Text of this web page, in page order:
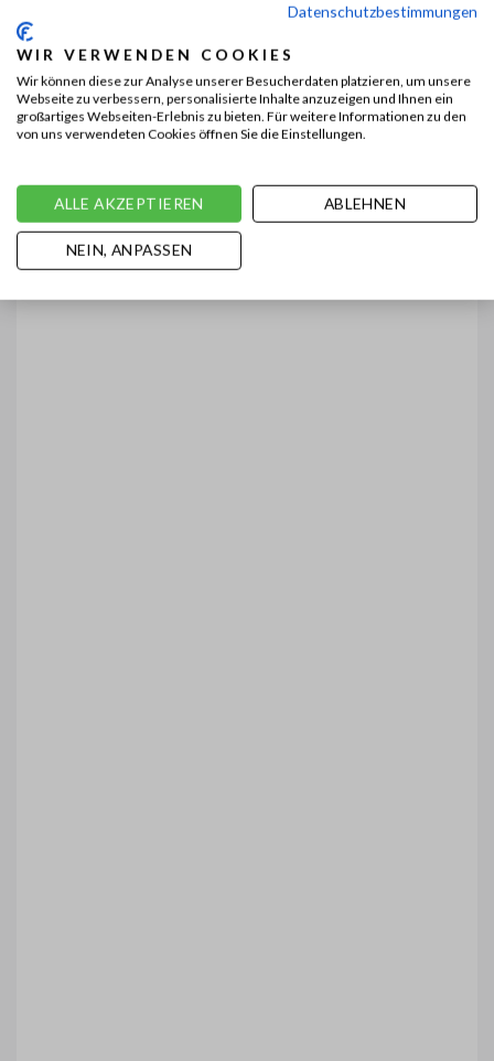
Datenschutzbestimmungen
WIR VERWENDEN COOKIES
Wir können diese zur Analyse unserer Besucherdaten platzieren, um unsere
Webseite zu verbessern, personalisierte Inhalte anzuzeigen und Ihnen ein
großartiges Webseiten-Erlebnis zu bieten. Für weitere Informationen zu den
von uns verwendeten Cookies öffnen Sie die Einstellungen.
ALLE AKZEPTIEREN ABLEHNEN
NEIN, ANPASSEN